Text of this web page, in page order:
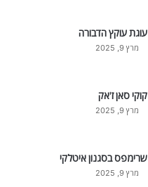
עוגת עוקץ הדבורה
מרץ 9, 2025
קוקי סאן ז'אק
מרץ 9, 2025
שרימפס בסגנון איטלקי
מרץ 9, 2025